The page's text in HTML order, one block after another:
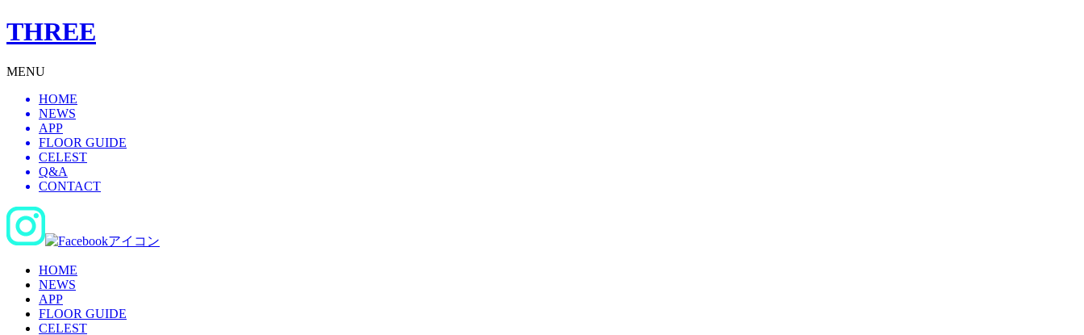
THREE
MENU
HOME
NEWS
APP
FLOOR GUIDE
CELEST
Q&A
CONTACT
HOME
NEWS
APP
FLOOR GUIDE
CELEST